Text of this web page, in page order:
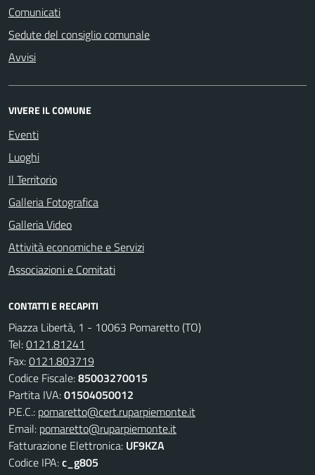
Comunicati
Sedute del consiglio comunale
Avvisi
VIVERE IL COMUNE
Eventi
Luoghi
Il Territorio
Galleria Fotografica
Galleria Video
Attività economiche e Servizi
Associazioni e Comitati
CONTATTI E RECAPITI
Piazza Libertà, 1 - 10063 Pomaretto (TO)
Tel:0121.81241
Fax:0121.803719
Codice Fiscale:85003270015
Partita IVA:01504050012
P.E.C.: pomaretto@cert.ruparpiemonte.it
Email: pomaretto@ruparpiemonte.it
Fatturazione Elettronica: UF9KZA
Codice IPA:c_g805